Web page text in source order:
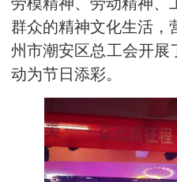
劳模精神、劳动精神、
群众的精神文化生活，
州市潮安区总工会开展
动为节日添彩。